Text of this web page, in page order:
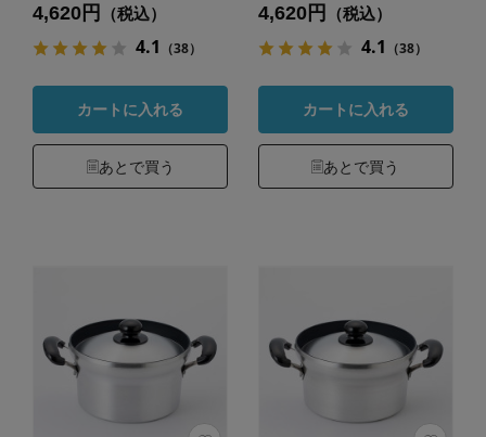
4,620円 （税込）
4.1 （38）
カートに入れる
あとで買う
4,620円 （税込）
4.1 （38）
カートに入れる
あとで買う